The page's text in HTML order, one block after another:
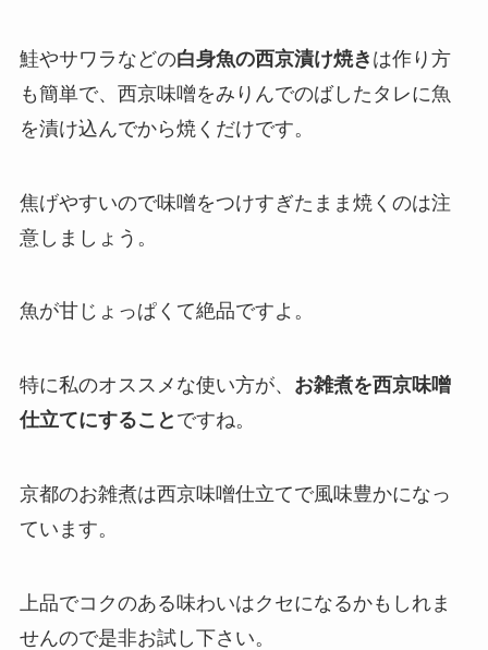
鮭やサワラなどの白身魚の西京漬け焼き は作り方
も簡単で、西京味噌をみりんでのばしたタレに魚
を漬け込んでから焼くだけです。
焦げやすいので味噌をつけすぎたまま焼くのは注
意しましょう。
魚が甘じょっぱくて絶品ですよ。
特に私のオススメな使い方が、 お雑煮を西京味噌
仕立てにすること ですね。
京都のお雑煮は西京味噌仕立てで風味豊かになっ
ています。
上品でコクのある味わいはクセになるかもしれま
せんので是非お試し下さい。